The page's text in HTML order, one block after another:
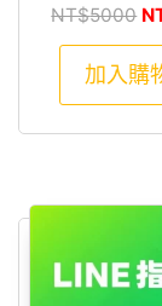
NT$5000
加入購